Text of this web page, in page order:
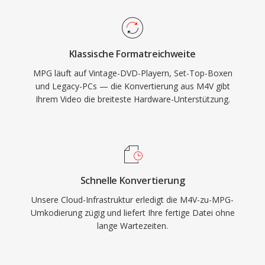
verarbeitet werden können.
Full HD unterstützen. Die Programm-Stream-
Struktur geht von einem relativ zuverlässigen
Speichermedium aus, im Gegensatz zur
Transport-Stream-Variante für den Rundfunk,
was sie effizient für dateibasierte Wiedergabe
des Formats, da praktisch jeder Mediaplayer
zusätzliche Codec-Installation dekodieren kann.
MPG begegnet einem weiterhin in archivierten
Videoinhalten, Ueberwachungsaufnahmen und
Klassische Formatreichweite
MPG läuft auf Vintage-DVD-Playern, Set-Top-Boxen
und Legacy-PCs — die Konvertierung aus M4V gibt
Ihrem Video die breiteste Hardware-Unterstützung.
Schnelle Konvertierung
Unsere Cloud-Infrastruktur erledigt die M4V-zu-MPG-
Umkodierung zügig und liefert Ihre fertige Datei ohne
lange Wartezeiten.